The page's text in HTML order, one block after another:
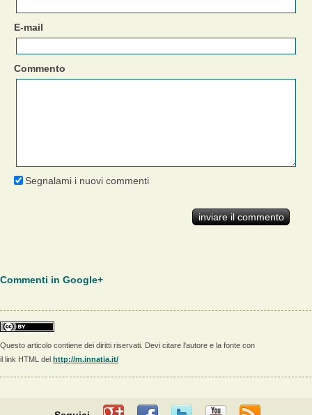
E-mail
Commento
Segnalami i nuovi commenti
Commenti in Google+
Questo articolo contiene dei diritti riservati. Devi citare l'autore e la fonte con
il link HTML del http://m.innatia.it/